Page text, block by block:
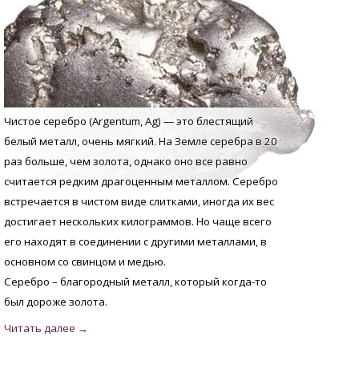
Чистое серебро (Argentum, Аg) — это блестящий
белый металл, очень мягкий. На Земле серебра в 20
раз больше, чем золота, однако оно все равно
считается редким драгоценным металлом. Серебро
встречается в чистом виде слитками, иногда их вес
достигает нескольких килограммов. Но чаще всего
его находят в соединении с другими металлами, в
основном со свинцом и медью.
Серебро – благородный металл, который когда-то
был дороже золота.